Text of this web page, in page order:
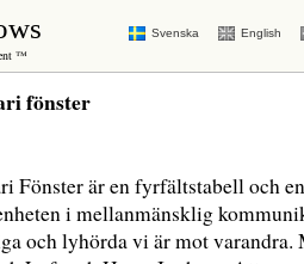
™
Svenska English
fönster
Fönster är en fyrfältstabell och
i mellanmänsklig
och lyhörda vi är mot varandra.